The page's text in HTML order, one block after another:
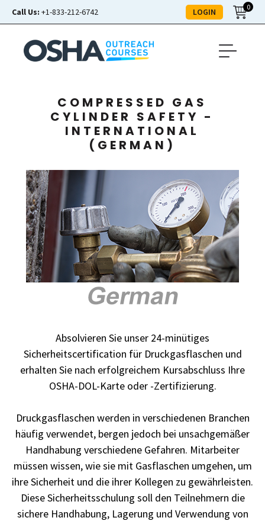
Call Us: +1-833-212-6742 LOGIN 0
COMPRESSED GAS
CYLINDER SAFETY -
INTERNATIONAL
(GERMAN)
Absolvieren Sie unser 24-minütiges
Sicherheitscertification für Druckgasflaschen und
erhalten Sie nach erfolgreichem Kursabschluss Ihre
OSHA-DOL-Karte oder -Zertifizierung.
Druckgasflaschen werden in verschiedenen Branchen
häufig verwendet, bergen jedoch bei unsachgemäßer
Handhabung verschiedene Gefahren. Mitarbeiter
müssen wissen, wie sie mit Gasflaschen umgehen, um
ihre Sicherheit und die ihrer Kollegen zu gewährleisten.
Diese Sicherheitsschulung soll den Teilnehmern die
sichere Handhabung, Lagerung und Verwendung von